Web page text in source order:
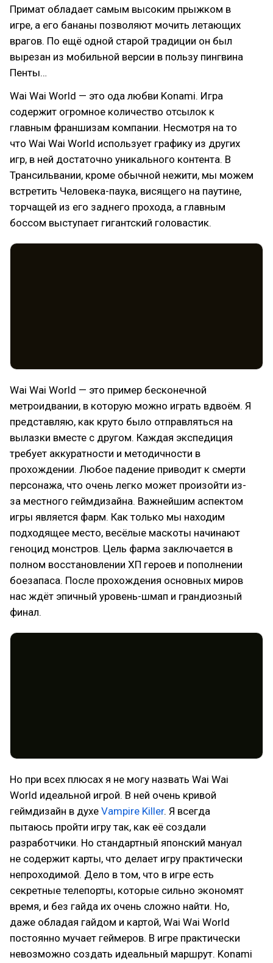
Примат обладает самым высоким прыжком в
игре, а его бананы позволяют мочить летающих
врагов. По ещё одной старой традиции он был
вырезан из мобильной версии в пользу пингвина
Пенты…
Wai Wai World — это ода любви Konami. Игра
содержит огромное количество отсылок к
главным франшизам компании. Несмотря на то
что Wai Wai World использует графику из других
игр, в ней достаточно уникального контента. В
Трансильвании, кроме обычной нежити, мы можем
встретить Человека-паука, висящего на паутине,
торчащей из его заднего прохода, а главным
боссом выступает гигантский головастик.
Wai Wai World — это пример бесконечной
метроидвании, в которую можно играть вдвоём. Я
представляю, как круто было отправляться на
вылазки вместе с другом. Каждая экспедиция
требует аккуратности и методичности в
прохождении. Любое падение приводит к смерти
персонажа, что очень легко может произойти из-
за местного геймдизайна. Важнейшим аспектом
игры является фарм. Как только мы находим
подходящее место, весёлые маскоты начинают
геноцид монстров. Цель фарма заключается в
полном восстановлении ХП героев и пополнении
боезапаса. После прохождения основных миров
нас ждёт эпичный уровень-шмап и грандиозный
финал.
Но при всех плюсах я не могу назвать Wai Wai
World идеальной игрой. В ней очень кривой
геймдизайн в духе Vampire Killer. Я всегда
пытаюсь пройти игру так, как её создали
разработчики. Но стандартный японский мануал
не содержит карты, что делает игру практически
непроходимой. Дело в том, что в игре есть
секретные телепорты, которые сильно экономят
время, и без гайда их очень сложно найти. Но,
даже обладая гайдом и картой, Wai Wai World
постоянно мучает геймеров. В игре практически
невозможно создать идеальный маршрут. Konami